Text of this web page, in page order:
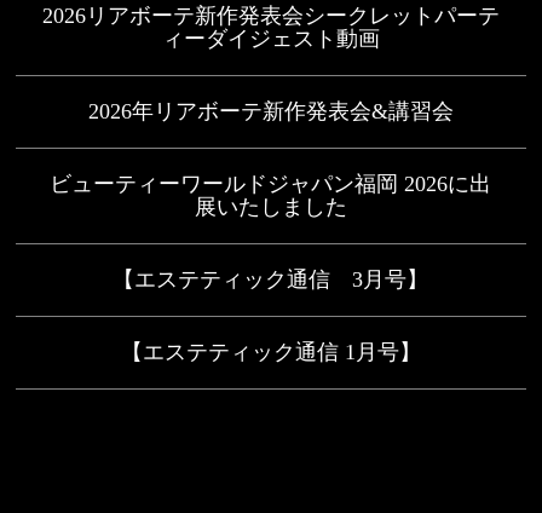
2026リアボーテ新作発表会シークレットパーテ
ィーダイジェスト動画
2026年リアボーテ新作発表会&講習会
ビューティーワールドジャパン福岡 2026に出
展いたしました
【エステティック通信 3月号】
【エステティック通信 1月号】